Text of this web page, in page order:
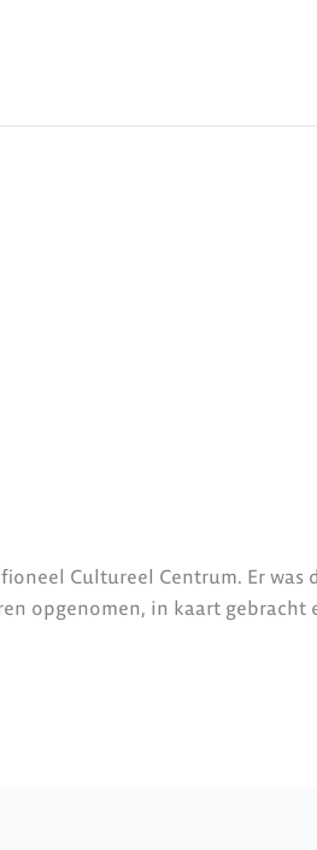
Cultureel Centrum. Er was
opgenomen, in kaart gebracht